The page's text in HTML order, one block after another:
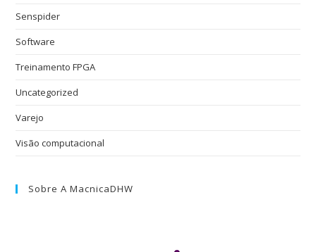
Senspider
Software
Treinamento FPGA
Uncategorized
Varejo
Visão computacional
Sobre A MacnicaDHW